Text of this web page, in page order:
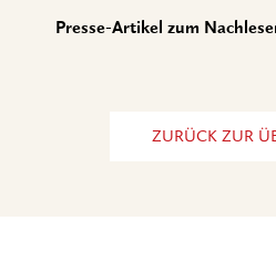
Presse-Artikel zum
ZURÜCK ZUR